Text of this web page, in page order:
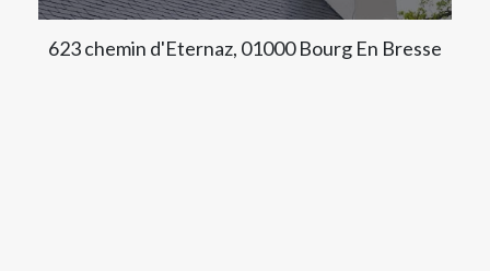
623 chemin d'Eternaz, 01000 Bourg En Bresse